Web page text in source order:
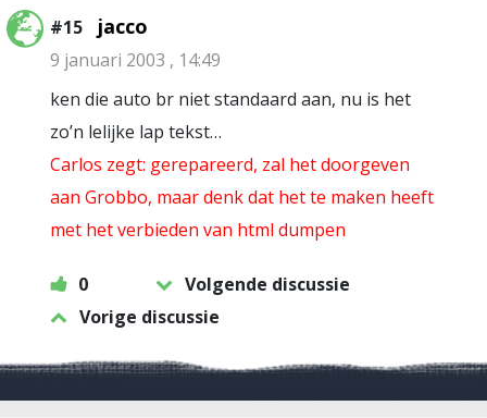
#15 jacco
9 januari 2003 , 14:49
ken die auto br niet standaard aan, nu is het
zo’n lelijke lap tekst…
Carlos zegt: gerepareerd, zal het doorgeven
aan Grobbo, maar denk dat het te maken heeft
met het verbieden van html dumpen
0
Volgende discussie
Vorige discussie